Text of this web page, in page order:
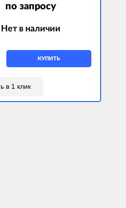
по запросу
Нет в наличии
КУПИТЬ
в 1 клик